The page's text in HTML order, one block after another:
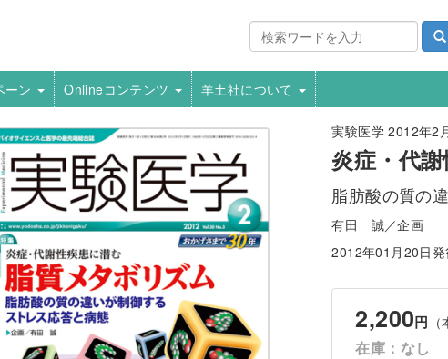
ーン Onlineコンテンツ 羊土社について
実験医学 2012年2
炎症・代
脂肪酸の質の
有田 誠／企画
2012年01月20日発
2,200円
在庫：なし